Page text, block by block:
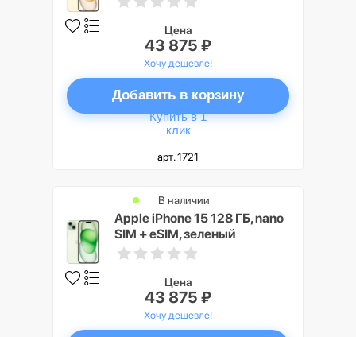
Цена
43 875 ₽
Хочу дешевле!
Добавить в корзину
Купить в 1
клик
арт. 1721
Apple iPhone 15 128 ГБ, nano
SIM + eSIM, зеленый
В наличии
Цена
43 875 ₽
Хочу дешевле!